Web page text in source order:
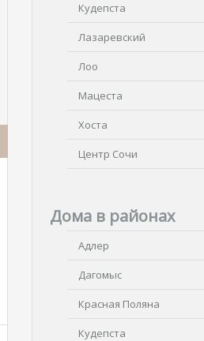
Кудепста
Лазаревский
Лоо
Мацеста
Хоста
Центр Сочи
Дома в районах
Адлер
Дагомыс
Красная Поляна
Кудепста